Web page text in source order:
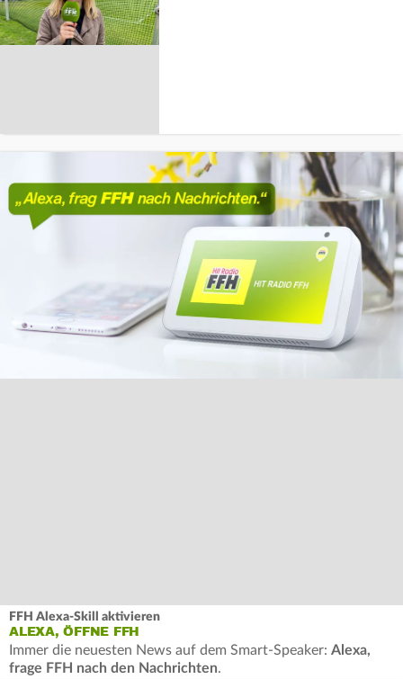
FFH Alexa-Skill aktivieren
ALEXA, ÖFFNE FFH
Immer die neuesten News auf dem Smart-Speaker: Alexa,
frage FFH nach den Nachrichten.